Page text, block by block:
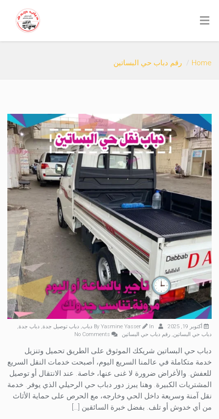
Home رقم دباب حي البساتين
أكتوبر 19, 2025 Yasmine Yasser In دباب, دباب توصيل جدة, دباب جدة,
دباب حي البساتين, رقم دباب حي البساتين
دباب حي البساتين شريكك الموثوق على الطريق تحميل وتنزيل
خدمة متكاملة في عالمنا السريع اليوم، أصبحت خدمات النقل السريع
للعفش. والأغراض ضرورة لا غنى عنها، خاصة. عند الانتقال أو توصيل
المشتريات الكبيرة. وهنا يبرز دور دباب حي الرحيلي الذي يوفر. خدمة
نقل آمنة وسريعة داخل الحي وخارجه، مع الحرص على حماية الأثاث
من أي خدوش أو تلف. بفضل خبرة السائقين […]